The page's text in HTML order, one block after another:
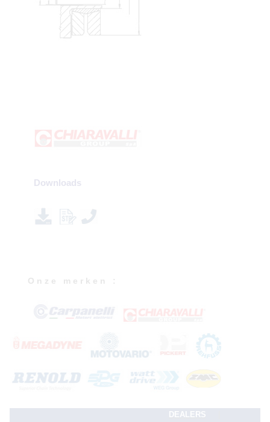
Downloads
O n z e m e r k e n :
DEALERS